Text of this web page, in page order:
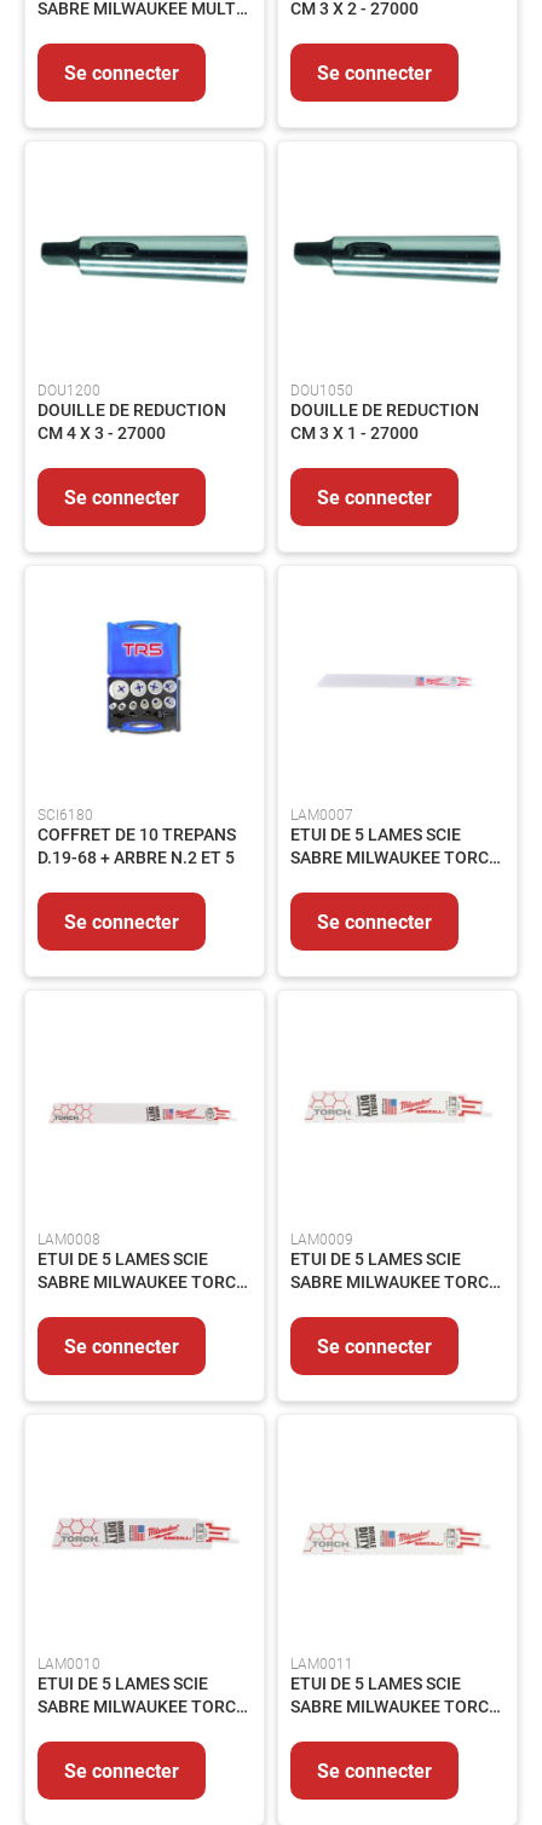
LUBRIFIANTS
GRAISSES
PEINTURES
REVETEMENTS
PRODUITS
DE
TRAITEMENT
DE
RECHANGE
de
bord
Elements
de
carrosserie
Pompe
et
Circuit
électrique
Raccords
Transmission
produits
À
propos
Contact
SABRE MILWAUKEE MULTI-
Se connecter
CM 3 X 2 - 27000
Se connecter
DOU1200
DOUILLE DE REDUCTION
CM 4 X 3 - 27000
Se connecter
DOU1050
DOUILLE DE REDUCTION
CM 3 X 1 - 27000
Se connecter
SCI6180
COFFRET DE 10 TREPANS
D.19-68 + ARBRE N.2 ET 5
Se connecter
LAM0007
ETUI DE 5 LAMES SCIE
SABRE MILWAUKEE TORCH
Se connecter
LAM0008
ETUI DE 5 LAMES SCIE
SABRE MILWAUKEE TORCH
Se connecter
LAM0009
ETUI DE 5 LAMES SCIE
SABRE MILWAUKEE TORCH
Se connecter
LAM0010
ETUI DE 5 LAMES SCIE
SABRE MILWAUKEE TORCH
Se connecter
LAM0011
ETUI DE 5 LAMES SCIE
SABRE MILWAUKEE TORCH
Se connecter